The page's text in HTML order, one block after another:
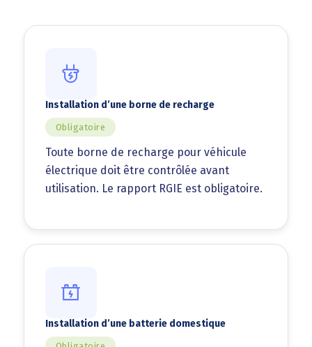
Installation d’une borne de recharge
Obligatoire
Toute borne de recharge pour véhicule
électrique doit être contrôlée avant
utilisation. Le rapport RGIE est obligatoire.
Installation d’une batterie domestique